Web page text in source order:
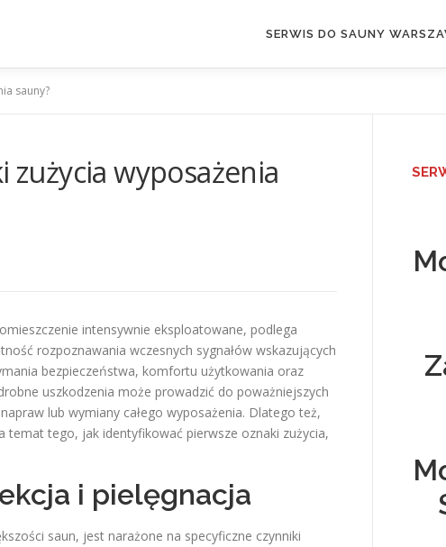
SERWIS DO SAUNY
sauny?
zużycia wyposażenia
intensywnie eksploatowane, podlega
rozpoznawania wczesnych sygnałów wskazujących
bezpieczeństwa, komfortu użytkowania oraz
uszkodzenia może prowadzić do poważniejszych
lub wymiany całego wyposażenia. Dlatego też,
temat tego, jak identyfikować pierwsze oznaki zużycia,
i pielęgnacja
saun, jest narażone na specyficzne czynniki